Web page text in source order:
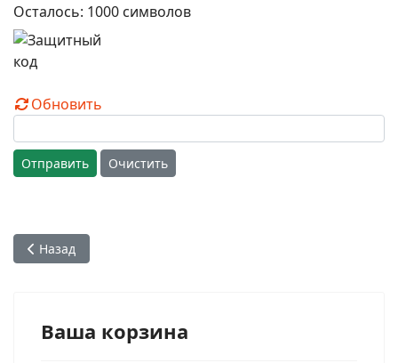
Осталось: 1000 символов
Обновить
Отправить Очистить
Предыдущий: Харидас, ученик Шрилы Прабхупады до
Назад
Ваша корзина